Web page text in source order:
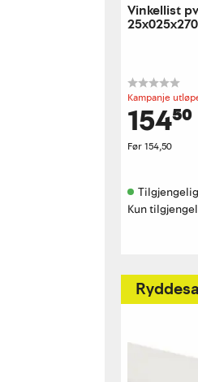
Vinkellist
Kampanje
154⁵⁰
Før154,50
Kun